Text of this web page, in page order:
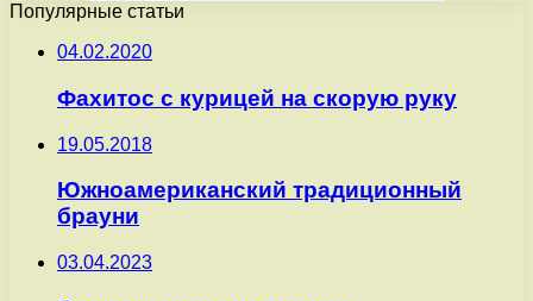
Популярные статьи
04.02.2020
Фахитос с курицей на скорую руку
19.05.2018
Южноамериканский традиционный
брауни
03.04.2023